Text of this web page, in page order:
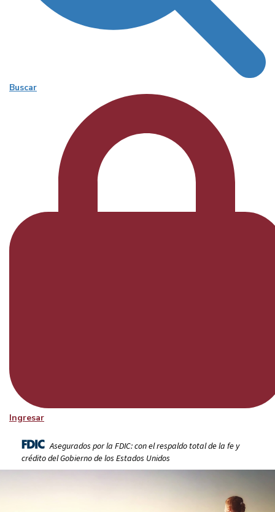
Buscar
Ingresar
Asegurados por la FDIC: con el respaldo total de la fe y
crédito del Gobierno de los Estados Unidos